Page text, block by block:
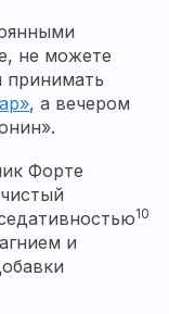
не можете
принимать
, а вечером
Форте
10
и